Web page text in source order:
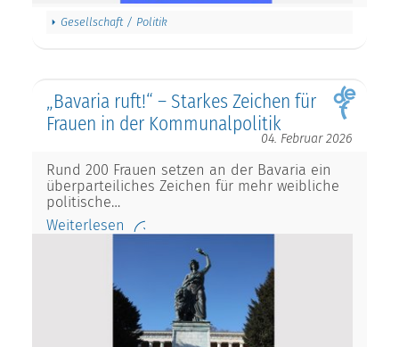
Gesellschaft / Politik
„Bavaria ruft!“ – Starkes Zeichen für
Frauen in der Kommunalpolitik
04. Februar 2026
Rund 200 Frauen setzen an der Bavaria ein
überparteiliches Zeichen für mehr weibliche
politische…
Weiterlesen